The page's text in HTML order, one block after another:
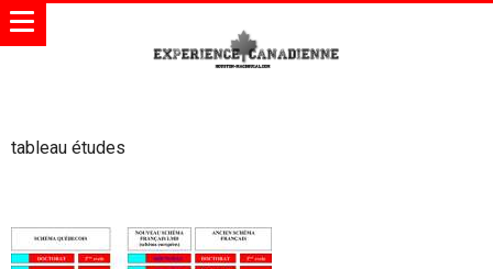
tableau études